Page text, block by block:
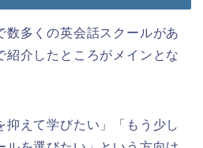
数多くの英会話スクールがあ
紹介したところがメインとな
抑えて学びたい」「もう少し